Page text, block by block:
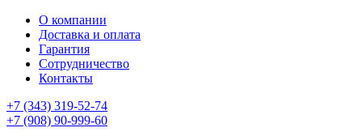
О компании
Доставка и оплата
Гарантия
Сотрудничество
Контакты
+7 (343) 319-52-74
+7 (908) 90-999-60